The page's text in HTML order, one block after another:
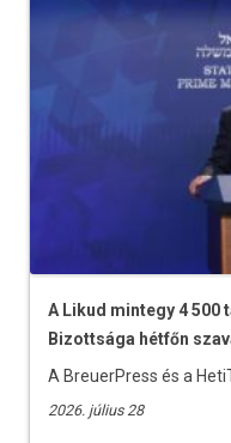
A Likud mintegy 4
Bizottsága hétfőn
A BreuerPress és a
2026. július 28